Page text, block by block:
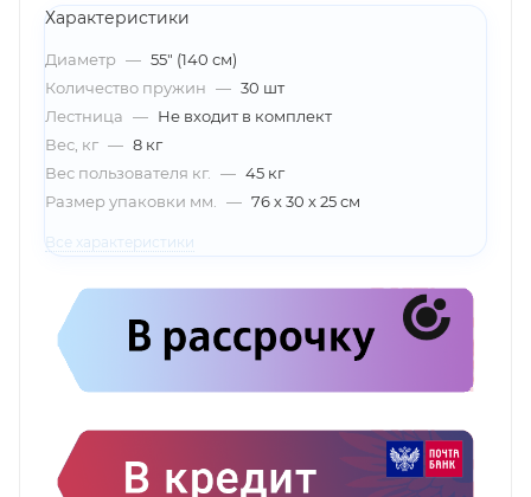
Характеристики
Диаметр — 55" (140 см)
Количество пружин — 30 шт
Лестница — Не входит в комплект
Вес, кг — 8 кг
Вес пользователя кг.
— 45 кг
Размер упаковки мм.
— 76 х 30 х 25 см
Все характеристики